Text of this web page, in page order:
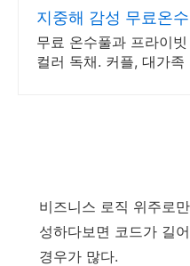
지중해 감성 무료온
리 문화공간
무료 온수풀과 프라이
컬러 독채. 커플, 대가
비즈니스 로직 위주로
성하다보면 코드가 길
경우가 많다.